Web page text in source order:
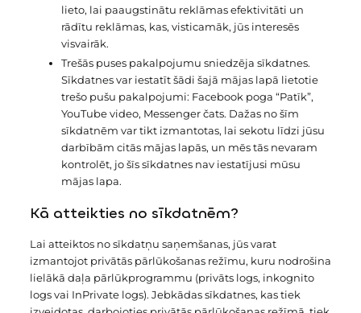
lieto, lai paaugstinātu reklāmas efektivitāti un
rādītu reklāmas, kas, visticamāk, jūs interesēs
visvairāk.
Trešās puses pakalpojumu sniedzēja sīkdatnes.
Sīkdatnes var iestatīt šādi šajā mājas lapā lietotie
trešo pušu pakalpojumi: Facebook poga “Patīk”,
YouTube video, Messenger čats. Dažas no šīm
sīkdatnēm var tikt izmantotas, lai sekotu līdzi jūsu
darbībām citās mājas lapās, un mēs tās nevaram
kontrolēt, jo šīs sīkdatnes nav iestatījusi mūsu
mājas lapa.
Kā atteikties no sīkdatnēm?
Lai atteiktos no sīkdatņu saņemšanas, jūs varat
izmantojot privātās pārlūkošanas režīmu, kuru nodrošina
lielākā daļa pārlūkprogrammu (privāts logs, inkognito
logs vai InPrivate logs). Jebkādas sīkdatnes, kas tiek